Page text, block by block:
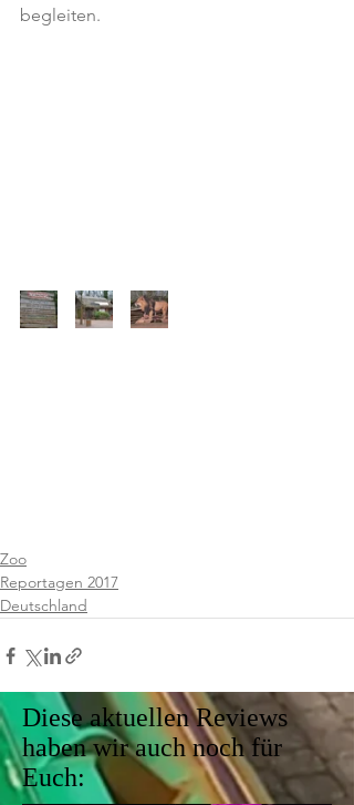
begleiten.
Zoo
Reportagen 2017
Deutschland
Diese aktuellen Reviews
haben wir auch noch für
Euch: